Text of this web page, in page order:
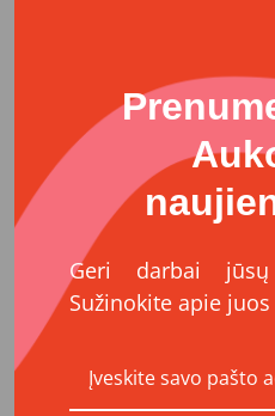
Organizatoriai
VšĮ Geros
VšĮ „Geros valios projektai“
nevyriausybinė
Geri darbai
Sužinokite apie